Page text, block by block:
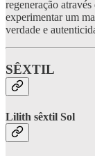
regeneração
experimentar um
verdade e
SÊXTIL
Lilith sêxtil Sol